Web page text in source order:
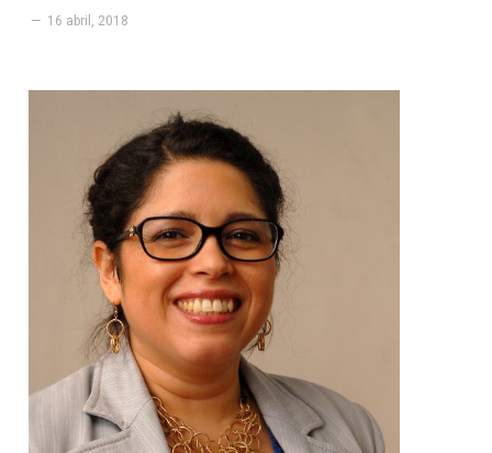
16 abril, 2018